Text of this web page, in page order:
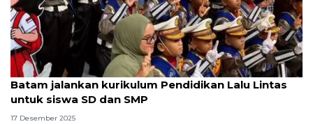
Batam jalankan kurikulum Pendidikan Lalu Lintas
untuk siswa SD dan SMP
17 Desember 2025